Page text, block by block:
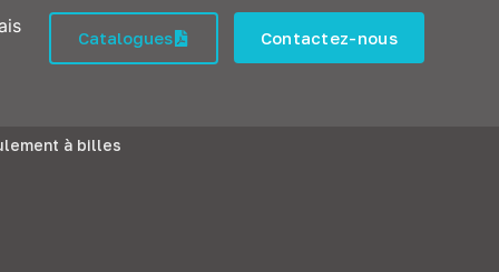
Catalogues Contactez-nous
à billes